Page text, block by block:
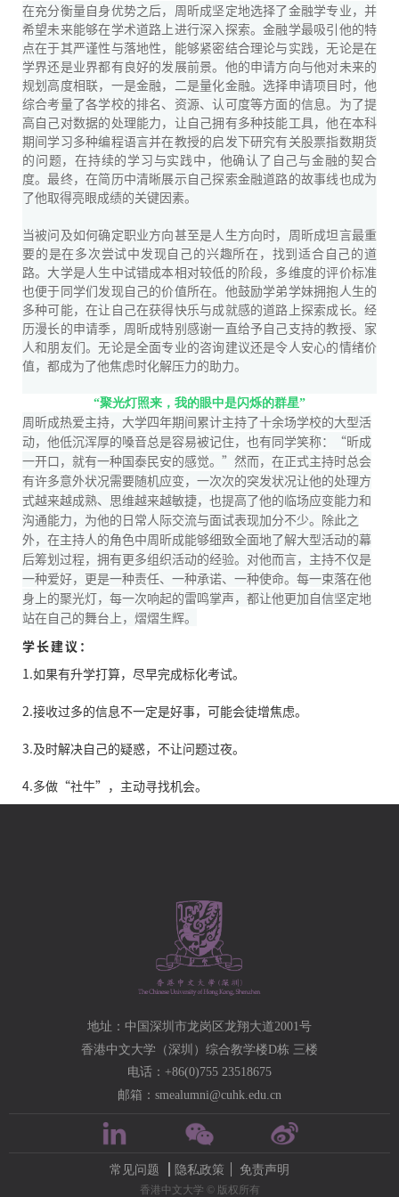
在充分衡量自身优势之后，周昕成坚定地选择了金融学专业，并
希望未来能够在学术道路上进行深入探索。金融学最吸引他的特
点在于其严谨性与落地性，能够紧密结合理论与实践，无论是在
学界还是业界都有良好的发展前景。他的申请方向与他对未来的
规划高度相联，一是金融，二是量化金融。选择申请项目时，他
综合考量了各学校的排名、资源、认可度等方面的信息。为了提
高自己对数据的处理能力，让自己拥有多种技能工具，他在本科
期间学习多种编程语言并在教授的启发下研究有关股票指数期货
的问题，在持续的学习与实践中，他确认了自己与金融的契合
度。最终，在简历中清晰展示自己探索金融道路的故事线也成为
了他取得亮眼成绩的关键因素。
当被问及如何确定职业方向甚至是人生方向时，周昕成坦言最重
要的是在多次尝试中发现自己的兴趣所在，找到适合自己的道
路。大学是人生中试错成本相对较低的阶段，多维度的评价标准
也便于同学们发现自己的价值所在。他鼓励学弟学妹拥抱人生的
多种可能，在让自己在获得快乐与成就感的道路上探索成长。经
历漫长的申请季，周昕成特别感谢一直给予自己支持的教授、家
人和朋友们。无论是全面专业的咨询建议还是令人安心的情绪价
值，都成为了他焦虑时化解压力的助力。
“聚光灯照来， 我的眼中是闪烁的群星”
周昕成热爱主持，大学四年期间累计主持了十余场学校的大型活
动，他低沉浑厚的嗓音总是容易被记住，也有同学笑称：“昕成
一开口，就有一种国泰民安的感觉。”然而，在正式主持时总会
有许多意外状况需要随机应变，一次次的突发状况让他的处理方
式越来越成熟、思维越来越敏捷，也提高了他的临场应变能力和
沟通能力，为他的日常人际交流与面试表现加分不少。除此之
外，在主持人的角色中周昕成能够细致全面地了解大型活动的幕
后筹划过程，拥有更多组织活动的经验。对他而言，主持不仅是
一种爱好，更是一种责任、一种承诺、一种使命。每一束落在他
身上的聚光灯，每一次响起的雷鸣掌声，都让他更加自信坚定地
站在自己的舞台上，熠熠生辉。
学长建议：
1.如果有升学打算， 尽早完成标化考试。
2.接收过多的信息不一定是好事，可能会徒增焦虑。
3.及时解决自己的疑惑，不让问题过夜。
4.多做“社牛”，主动寻找机会。
地址：中国深圳市龙岗区龙翔大道2001号
香港中文大学（深圳）综合教学楼D栋 三楼
电话：+86(0)755 23518675
邮箱：smealumni@cuhk.edu.cn
常见问题 隐私政策 免责声明
香港中文大学 © 版权所有